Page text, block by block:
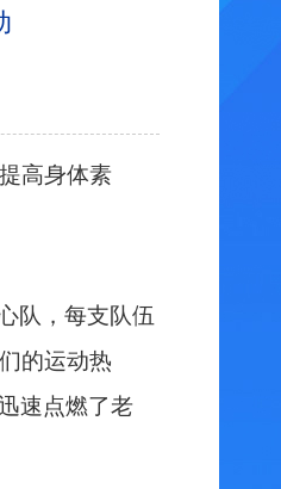
高身体素
队，每支队伍
的运动热
速点燃了老